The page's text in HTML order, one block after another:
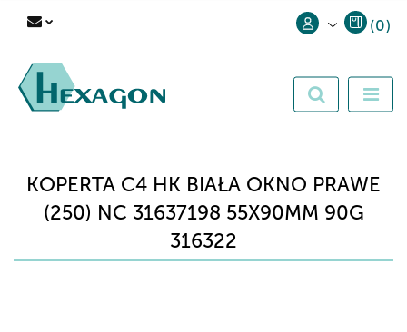
Zarejestruj się
(0)
KOPERTA C4 HK BIAŁA OKNO PRAWE
(250) NC 31637198 55X90MM 90G
316322